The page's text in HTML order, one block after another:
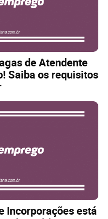
de Atendente
Saiba os requisitos
Incorporações está